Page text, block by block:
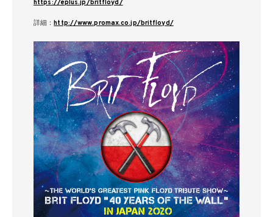
https://eplus.jp/britfloyd/
詳細：http://www.promax.co.jp/britfloyd/